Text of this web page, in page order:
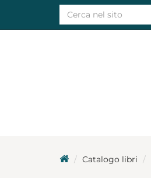
Catalogo libri